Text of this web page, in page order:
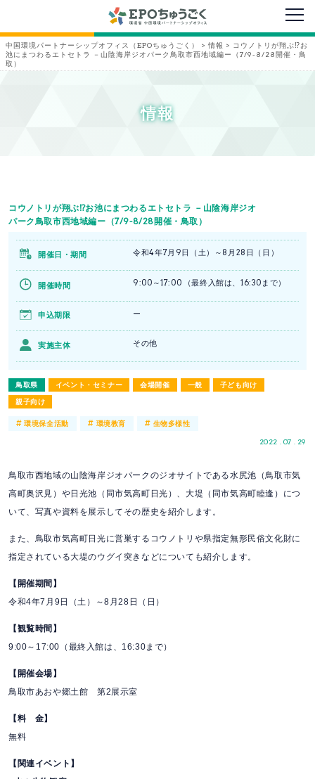
メニ
中国環境パートナーシップオフィス（EPOちゅうごく） > 情報 > コウノトリが翔ぶ⁉お
池にまつわるエトセトラ －山陰海岸ジオパーク鳥取市西地域編ー（7/9-8/28開催・鳥
取）
情報
コウノトリが翔ぶ⁉お池にまつわるエトセトラ －山陰海岸ジオ
パーク鳥取市西地域編ー（7/9-8/28開催・鳥取）
鳥取県 イベント・セミナー 会場開催 一般
子ども向け
親子向け
2022 . 07 . 29
開催日・期間 令和4年7月9日（土）～8月28日（日）
開催時間 9:00～17:00 （最終入館は、16:30まで）
申込期限 ー
実施主体 その他
#環境保全活動 # 環境教育 # 生物多様性
鳥取市西地域の山陰海岸ジオパークのジオサイトである水尻池（鳥取市気
高町奥沢見）や日光池（同市気高町日光）、大堤（同市気高町睦逢）につ
いて、写真や資料を展示してその歴史を紹介します。
また、鳥取市気高町日光に営巣するコウノトリや県指定無形民俗文化財に
指定されている大堤のウグイ突きなどについても紹介します。
【開催期間】
令和4年7月9日（土）～8月28日（日）
【観覧時間】
9:00～17:00（最終入館は、16:30まで）
【開催会場】
鳥取市あおや郷土館 第2展示室
【料 金】
無料
【関連イベント】